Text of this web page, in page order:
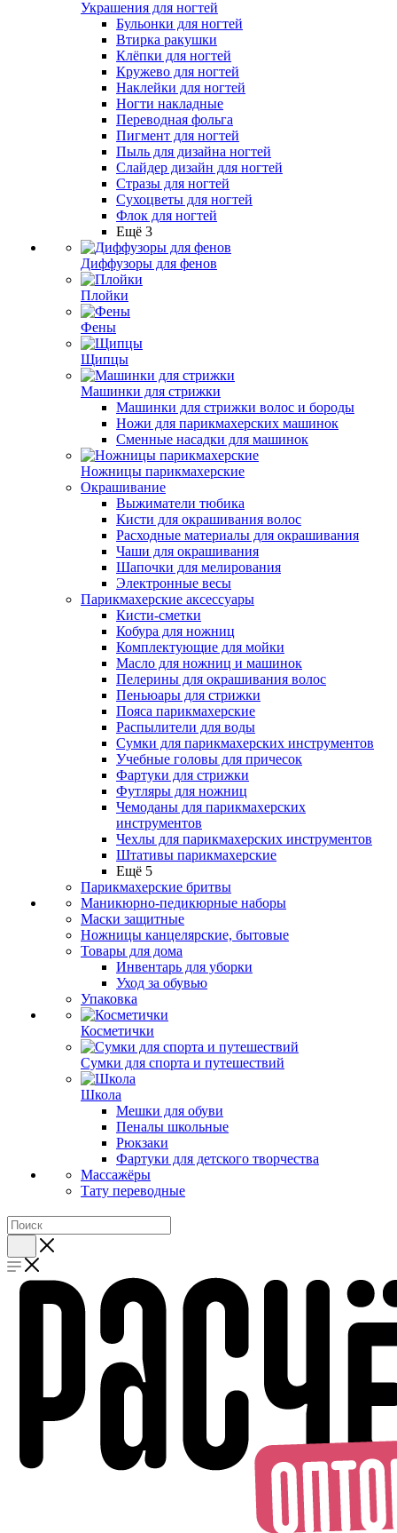
Украшения для ногтей
Бульонки для ногтей
Втирка ракушки
Клёпки для ногтей
Кружево для ногтей
Наклейки для ногтей
Ногти накладные
Переводная фольга
Пигмент для ногтей
Пыль для дизайна ногтей
Слайдер дизайн для ногтей
Стразы для ногтей
Сухоцветы для ногтей
Флок для ногтей
Ещё 3
Диффузоры для фенов
Плойки
Фены
Щипцы
Машинки для стрижки
Машинки для стрижки волос и бороды
Ножи для парикмахерских машинок
Сменные насадки для машинок
Ножницы парикмахерские
Окрашивание
Выжиматели тюбика
Кисти для окрашивания волос
Расходные материалы для окрашивания
Чаши для окрашивания
Шапочки для мелирования
Электронные весы
Парикмахерские аксессуары
Кисти-сметки
Кобура для ножниц
Комплектующие для мойки
Масло для ножниц и машинок
Пелерины для окрашивания волос
Пеньюары для стрижки
Пояса парикмахерские
Распылители для воды
Сумки для парикмахерских инструментов
Учебные головы для причесок
Фартуки для стрижки
Футляры для ножниц
Чемоданы для парикмахерских
инструментов
Чехлы для парикмахерских инструментов
Штативы парикмахерские
Ещё 5
Парикмахерские бритвы
Маникюрно-педикюрные наборы
Маски защитные
Ножницы канцелярские, бытовые
Товары для дома
Инвентарь для уборки
Уход за обувью
Упаковка
Косметички
Сумки для спорта и путешествий
Школа
Мешки для обуви
Пеналы школьные
Рюкзаки
Фартуки для детского творчества
Массажёры
Тату переводные